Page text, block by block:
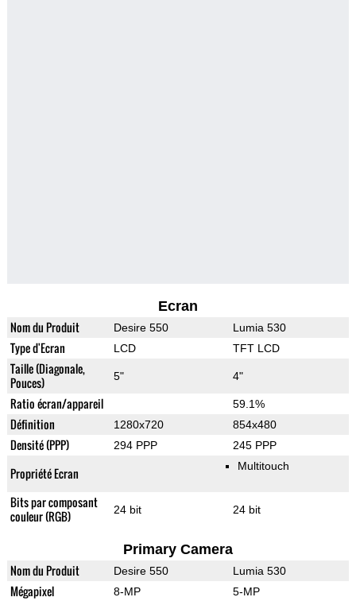
Ecran
Nom du Produit Desire 550 Lumia 530
Type d'Ecran LCD TFT LCD
Taille (Diagonale,
Pouces)
5" 4"
Ratio écran/appareil 59.1%
Définition 1280x720 854x480
Densité (PPP) 294 PPP 245 PPP
Propriété Ecran Multitouch
Bits par composant
couleur (RGB)
24 bit 24 bit
Primary Camera
Nom du Produit Desire 550 Lumia 530
Mégapixel 8-MP 5-MP